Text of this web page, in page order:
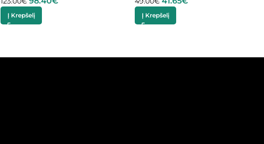
Į Krepšelį Į Krepšelį